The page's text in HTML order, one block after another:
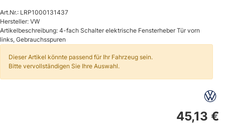
Art.Nr.: LRP1000131437
Hersteller: VW
Artikelbeschreibung: 4-fach Schalter elektrische Fensterheber Tür vorn
links, Gebrauchsspuren
Dieser Artikel könnte passend für Ihr Fahrzeug sein.
Bitte vervollständigen Sie Ihre Auswahl.
45,13 €